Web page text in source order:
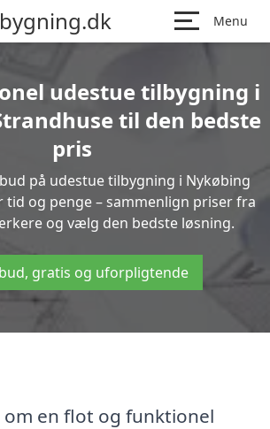
Menu
udestue tilbygning i
til den bedste
pris
på udestue tilbygning i Nykøbing
tid og penge – sammenlign priser fra
og vælg den bedste løsning.
gratis og uforpligtende
en flot og funktionel